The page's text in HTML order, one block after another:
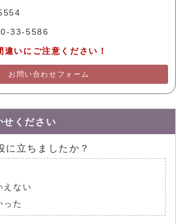
33-5586
違いにご注意ください！
お問い合わせフォーム
せください
に立ちましたか？
えない
った